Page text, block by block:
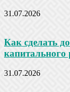
31.07.2026
Как сделать
капитального
31.07.2026